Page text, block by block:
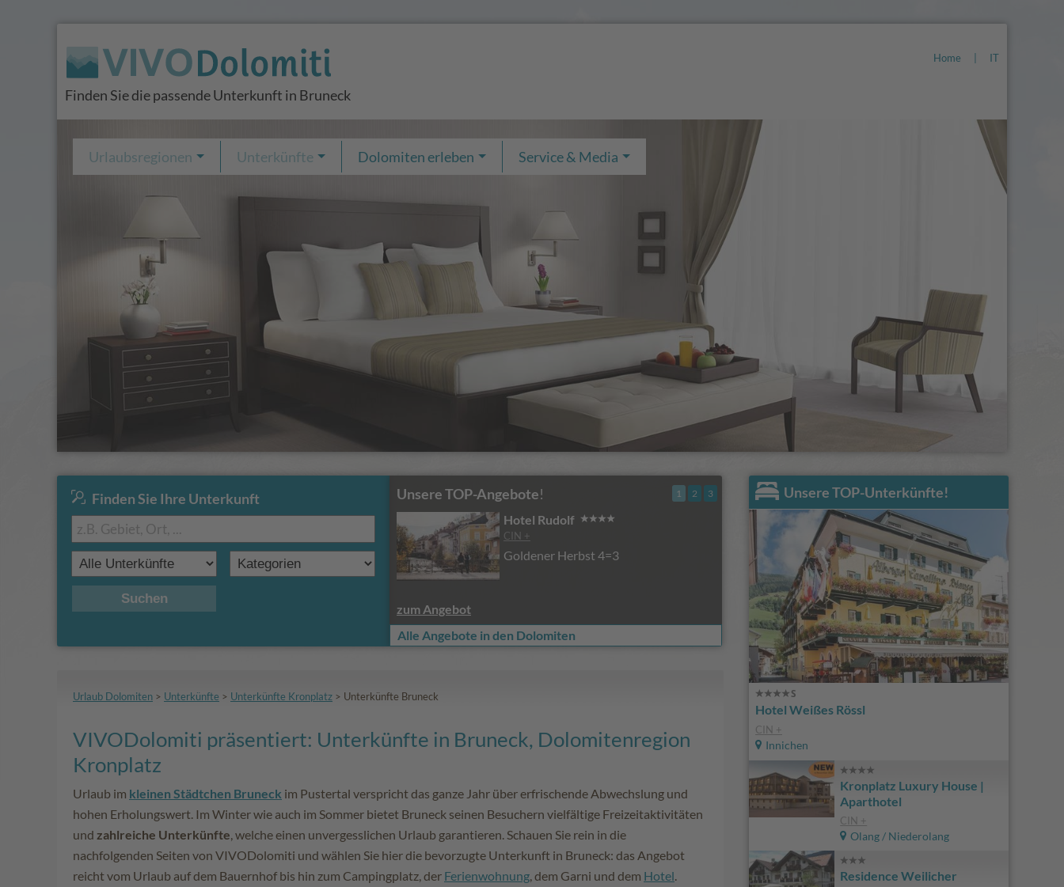
Home IT
Finden Sie die passende Unterkunft in Bruneck
Finden Sie Ihre Unterkunft
Suchen
Unsere TOP-Angebote!
Hotel Rudolf
CIN +
Goldener Herbst 4=3
zum Angebot
1 2 3
Alle Angebote in den Dolomiten
Urlaubsregionen Unterkünfte Dolomiten erleben Service & Media
Urlaub Dolomiten > Unterkünfte > Unterkünfte Kronplatz > Unterkünfte Bruneck
VIVODolomiti präsentiert: Unterkünfte in Bruneck, Dolomitenregion
Kronplatz
Urlaub im kleinen Städtchen Bruneck im Pustertal verspricht das ganze Jahr über erfrischende Abwechslung und
hohen Erholungswert. Im Winter wie auch im Sommer bietet Bruneck seinen Besuchern vielfältige Freizeitaktivitäten
und zahlreiche Unterkünfte, welche einen unvergesslichen Urlaub garantieren. Schauen Sie rein in die
nachfolgenden Seiten von VIVODolomiti und wählen Sie hier die bevorzugte Unterkunft in Bruneck: das Angebot
reicht vom Urlaub auf dem Bauernhof bis hin zum Campingplatz, der Ferienwohnung, dem Garni und dem Hotel.
Unsere TOP-Unterkünfte!
Hotel Weißes Rössl
CIN +
Innichen
Kronplatz Luxury House |
Aparthotel
CIN +
Olang / Niederolang
Residence Weilicher